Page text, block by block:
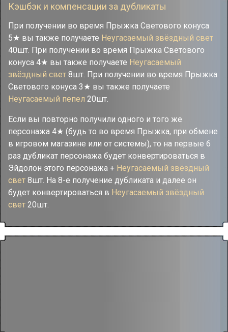
Кэшбэк и компенсации за дубликаты
При получении во время Прыжка Светового конуса
5★ вы также получаете Неугасаемый звёздный свет
40шт. При получении во время Прыжка Светового
конуса 4★ вы также получаете Неугасаемый
звёздный свет 8шт. При получении во время Прыжка
Светового конуса 3★ вы также получаете
Неугасаемый пепел 20шт.
Если вы повторно получили одного и того же
персонажа 4★ (будь то во время Прыжка, при обмене
в игровом магазине или от системы), то на первые 6
раз дубликат персонажа будет конвертироваться в
Эйдолон этого персонажа + Неугасаемый звёздный
свет 8шт. На 8-е получение дубликата и далее он
будет конвертироваться в Неугасаемый звёздный
свет 20шт.